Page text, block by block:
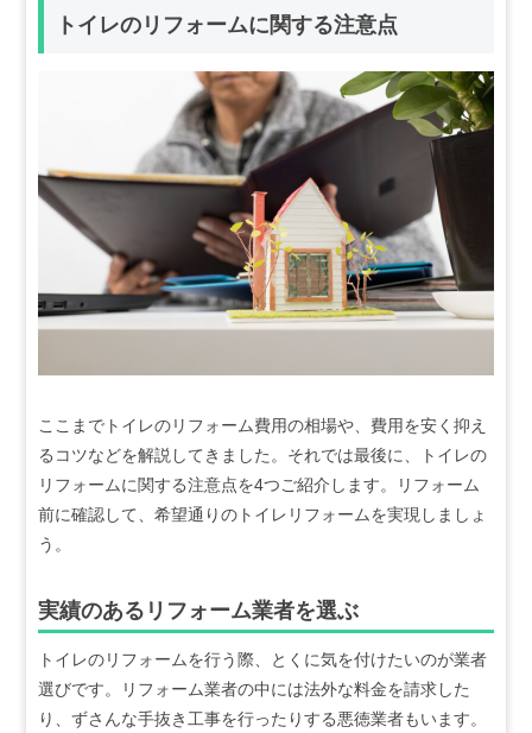
トイレのリフォームに関する注意点
ここまでトイレのリフォーム費用の相場や、費用を安く抑え
るコツなどを解説してきました。それでは最後に、トイレの
リフォームに関する注意点を4つご紹介します。リフォーム
前に確認して、希望通りのトイレリフォームを実現しましょ
う。
実績のあるリフォーム業者を選ぶ
トイレのリフォームを行う際、とくに気を付けたいのが業者
選びです。リフォーム業者の中には法外な料金を請求した
り、ずさんな手抜き工事を行ったりする悪徳業者もいます。